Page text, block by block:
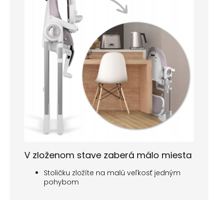
V zloženom stave zaberá málo miesta
Stoličku zložíte na malú veľkosť jedným
pohybom